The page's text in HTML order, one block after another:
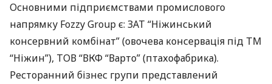
Основними підприємствами промислового
напрямку Fozzy Group є: ЗАТ “Ніжинський
консервний комбінат” (овочева консервація під ТМ
“Ніжин”), ТОВ“ВКФ“Варто” (птахофабрика).
Ресторанний бізнес групи представлений